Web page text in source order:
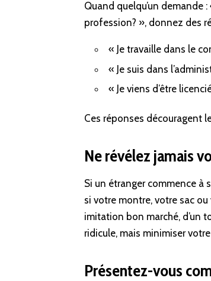
Quand quelqu’un demande
profession? », donnez des
« Je travaille dans le
« Je suis dans
« Je viens d’être
Ces réponses découragent
Ne révélez jamais
Si un étranger commence
si votre montre, votre sac
imitation bon marché, d’un
ridicule, mais minimiser
Présentez-vous